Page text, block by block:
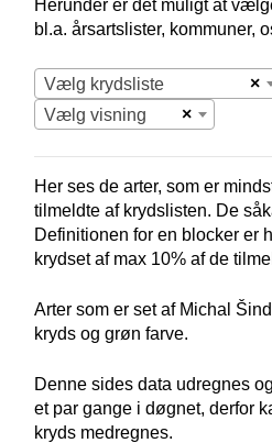
Herunder er det muligt at
bl.a. årsartslister, kommuner,
×
Vælg krydsliste
×
Vælg visning
Her ses de arter, som er
tilmeldte af krydslisten. De
Definitionen for en blocker er
krydset af max 10% af de
Arter som er set af Michal
kryds og grøn farve.
Denne sides data udregnes
et par gange i døgnet, derfor
kryds medregnes.